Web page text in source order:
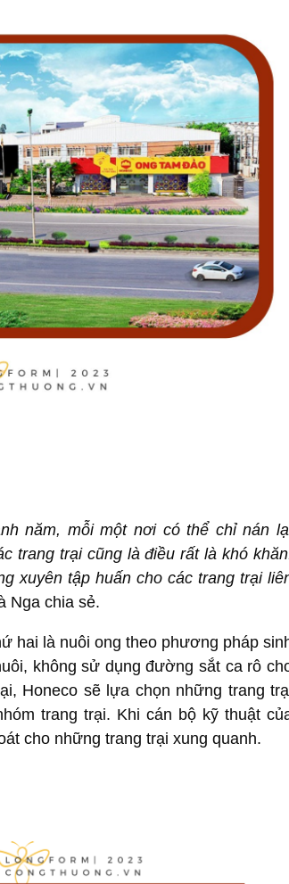
năm, mỗi một nơi có thể chỉ nán
trang trại cũng là điều rất là khó
xuyên tập huấn cho các trang trại
Nga chia sẻ.
hai là nuôi ong theo phương pháp
không sử dụng đường sắt ca rô
Honeco sẽ lựa chọn những trang
trang trại. Khi cán bộ kỹ thuật
cho những trang trại xung quanh.